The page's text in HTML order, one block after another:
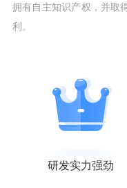
拥有自主知识产权，并取
利。
研发实力强劲